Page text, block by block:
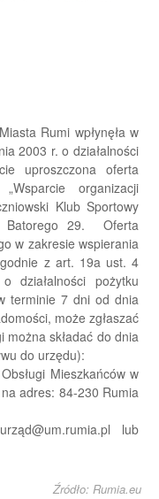
Rumi wpłynęła w
2003 r. o działalności
uproszczona oferta
organizacji
Klub Sportowy
Batorego 29. Oferta
w zakresie wspierania
z art. 19a ust. 4
działalności pożytku
terminie 7 dni od dnia
może zgłaszać
można składać do dnia
do urzędu):
Mieszkańców w
adres: 84-230 Rumia
lub
Źródło: Rumia.eu